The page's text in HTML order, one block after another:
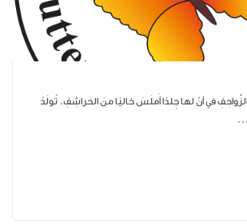
في أنّ لها جِلدًا أَملَسَ خاليًا منَ الحَراشِفِ. تُولَدُ